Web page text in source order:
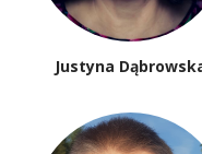
Justyna